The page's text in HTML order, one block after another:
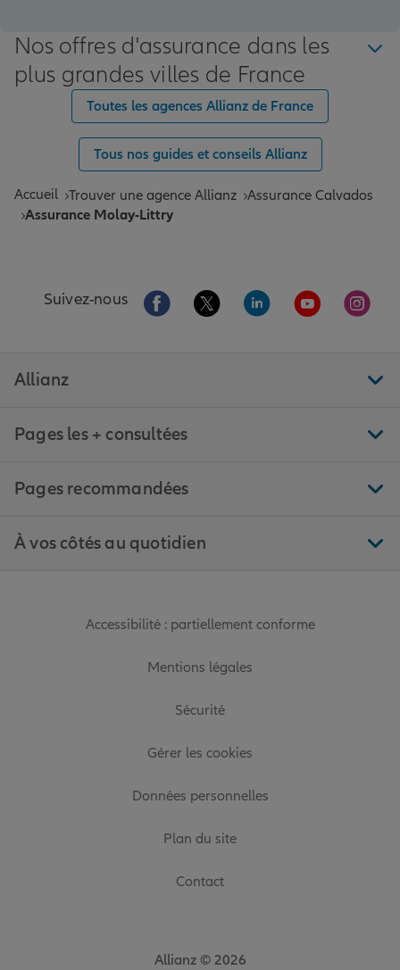
Nos offres d'assurance dans les
plus grandes villes de France
Toutes les agences Allianz de France
Tous nos guides et conseils Allianz
Accueil Trouver une agence Allianz Assurance Calvados
Assurance Molay-Littry
Suivez-nous Aller sur la page Facebook de Allianz
Aller sur la page Twitter de
Aller sur la page
Aller sur la
Aller
Allianz
Pages les + consultées
Pages recommandées
À vos côtés au quotidien
Accessibilité : partiellement conforme
Mentions légales
Sécurité
Gérer les cookies
Données personnelles
Plan du site
Contact
Allianz © 2026